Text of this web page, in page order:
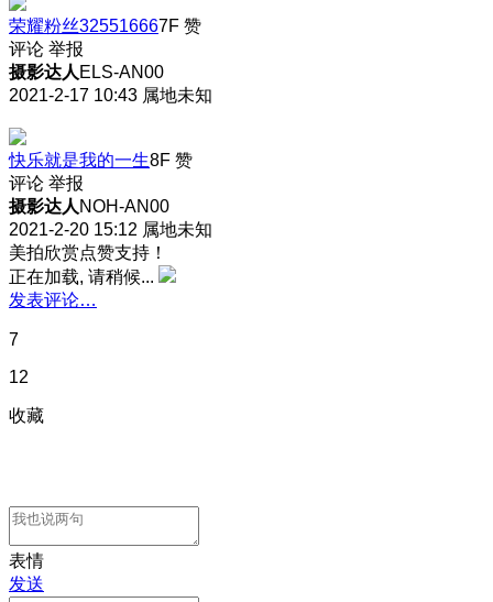
荣耀粉丝325516667F 赞
评论 举报
摄影达人 ELS-AN00
2021-2-17 10:43 属地未知
快乐就是我的一生8F 赞
评论 举报
摄影达人 NOH-AN00
2021-2-20 15:12 属地未知
美拍欣赏点赞支持！
正在加载, 请稍候...
发表评论…
7
12
收藏
表情
发送